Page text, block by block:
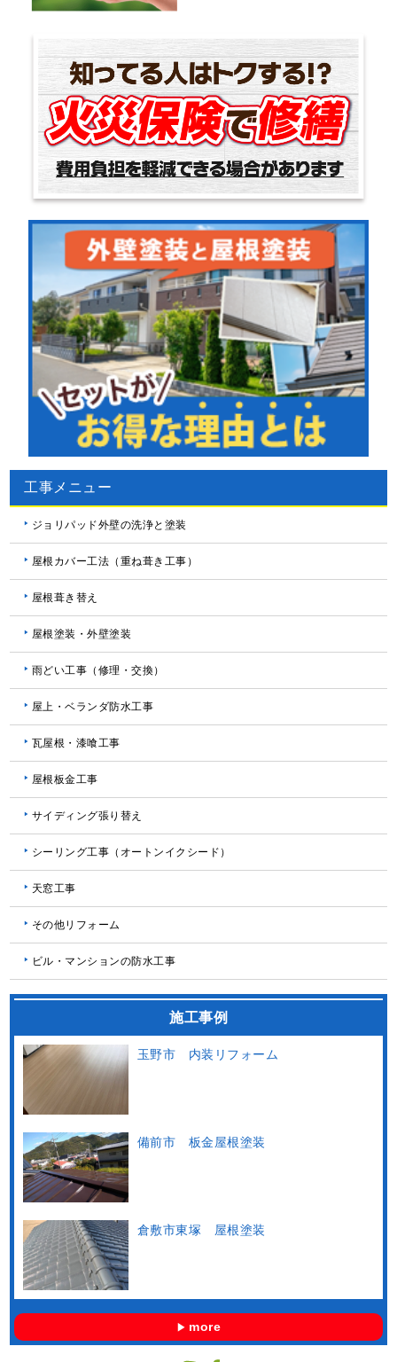
工事メニュー
ジョリパッド外壁の洗浄と塗装
屋根カバー工法（重ね葺き工事）
屋根葺き替え
屋根塗装・外壁塗装
雨どい工事（修理・交換）
屋上・ベランダ防水工事
瓦屋根・漆喰工事
屋根板金工事
サイディング張り替え
シーリング工事（オートンイクシード）
天窓工事
その他リフォーム
ビル・マンションの防水工事
施工事例
玉野市 内装リフォーム
備前市 板金屋根塗装
倉敷市東塚 屋根塗装
more